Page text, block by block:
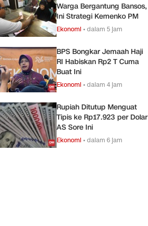
Warga Bergantung Bansos,
Ini Strategi Kemenko PM
Ekonomi •dalam 5 jam
BPS Bongkar Jemaah Haji
RI Habiskan Rp2 T Cuma
Buat Ini
Ekonomi •dalam 4 jam
Rupiah Ditutup Menguat
Tipis ke Rp17.923 per Dolar
AS Sore Ini
Ekonomi •dalam 6 jam